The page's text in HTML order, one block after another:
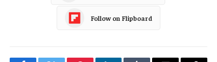
Follow on Flipboard